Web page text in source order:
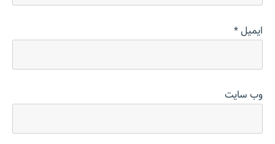
ایمیل*
وب‌ سایت